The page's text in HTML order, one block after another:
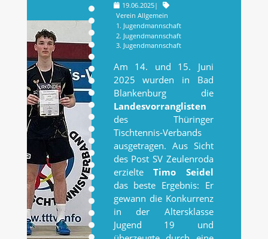
19.06.2025|
Verein Allgemein
1. Jugendmannschaft
2. Jugendmannschaft
3. Jugendmannschaft
Am 14. und 15. Juni
2025 wurden in Bad
Blankenburg die
Landesvorranglisten
des Thüringer
Tischtennis-Verbands
ausgetragen. Aus Sicht
des Post SV Zeulenroda
erzielteTimo Seidel
das beste Ergebnis: Er
gewann die Konkurrenz
in der Altersklasse
Jugend 19 und